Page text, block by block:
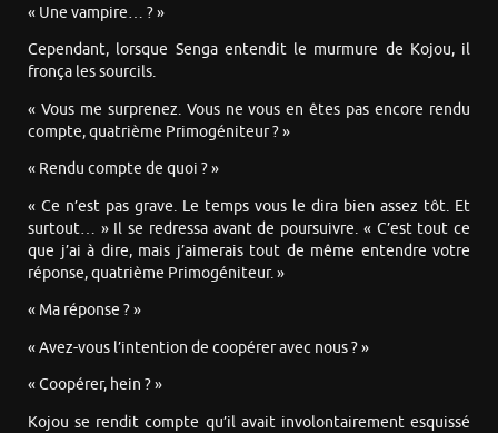
« Une vampire… ? »
Cependant, lorsque Senga entendit le murmure de Kojou, il
fronça les sourcils.
« Vous me surprenez. Vous ne vous en êtes pas encore rendu
compte, quatrième Primogéniteur ? »
« Rendu compte de quoi ? »
« Ce n’est pas grave. Le temps vous le dira bien assez tôt. Et
surtout… » Il se redressa avant de poursuivre. « C’est tout ce
que j’ai à dire, mais j’aimerais tout de même entendre votre
réponse, quatrième Primogéniteur. »
« Ma réponse ? »
« Avez-vous l’intention de coopérer avec nous ? »
« Coopérer, hein ? »
Kojou se rendit compte qu’il avait involontairement esquissé